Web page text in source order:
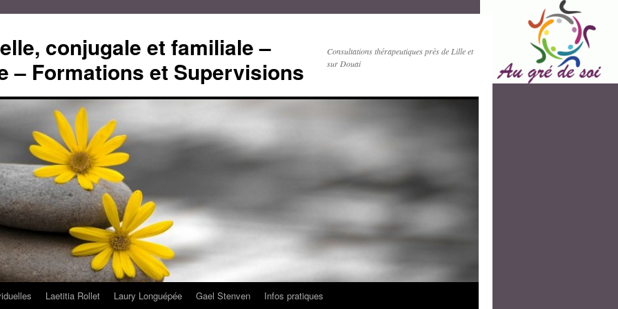
conjugale et familiale –
– Formations et Supervisions
Consultations thérapeutiques près de Lille et
sur Douai
Laetitia Rollet Laury Longuépée Gael Stenven
Infos pratiques